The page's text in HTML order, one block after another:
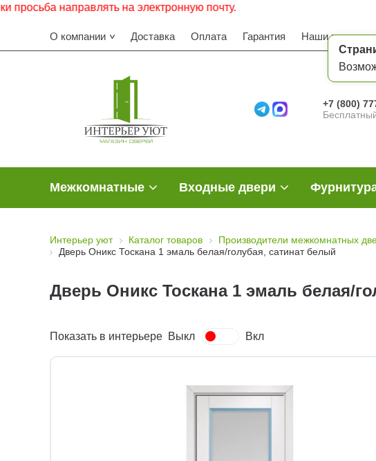
направлять на электронную почту.
О компании Доставка Оплата Гарантия Наши
+7 (800)
Межкомнатные Входные двери
Интерьер уют Каталог товаров Производители межкомнатных
Дверь Оникс Тоскана 1 эмаль белая/голубая, сатинат белый
Дверь Оникс Тоскана 1 эмаль белая/
Показать в интерьере Выкл Вкл